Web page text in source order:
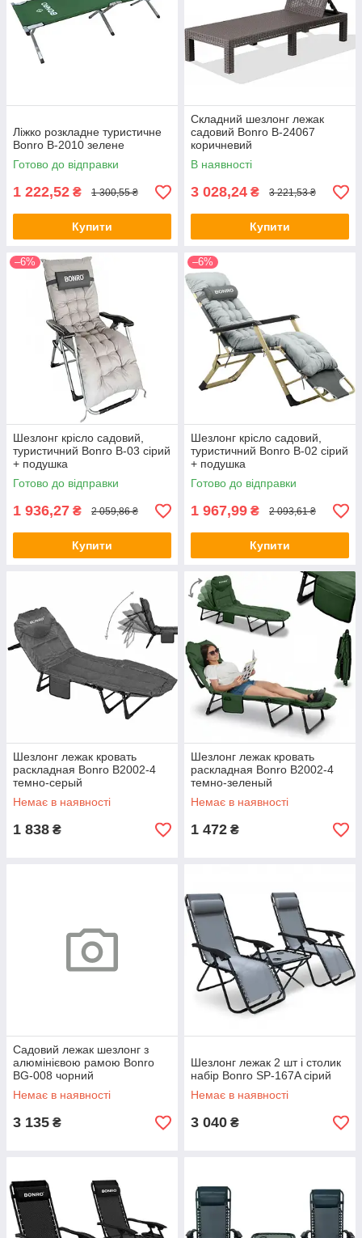
Ліжко розкладне туристичне
Bonro B-2010 зелене
Готово до відправки
1 222,52 ₴ 1 300,55 ₴
Купити
Складний шезлонг лежак
садовий Bonro B-24067
коричневий
В наявності
3 028,24 ₴ 3 221,53 ₴
Купити
–6%
Шезлонг крісло садовий,
туристичний Bonro B-03 сірий
+ подушка
Готово до відправки
1 936,27 ₴ 2 059,86 ₴
Купити
–6%
Шезлонг крісло садовий,
туристичний Bonro B-02 сірий
+ подушка
Готово до відправки
1 967,99 ₴ 2 093,61 ₴
Купити
Шезлонг лежак кровать
раскладная Bonro B2002-4
темно-серый
Немає в наявності
1 838 ₴
Шезлонг лежак кровать
раскладная Bonro B2002-4
темно-зеленый
Немає в наявності
1 472 ₴
Садовий лежак шезлонг з
алюмінієвою рамою Bonro
BG-008 чорний
Немає в наявності
3 135 ₴
Шезлонг лежак 2 шт і столик
набір Bonro SP-167A сірий
Немає в наявності
3 040 ₴